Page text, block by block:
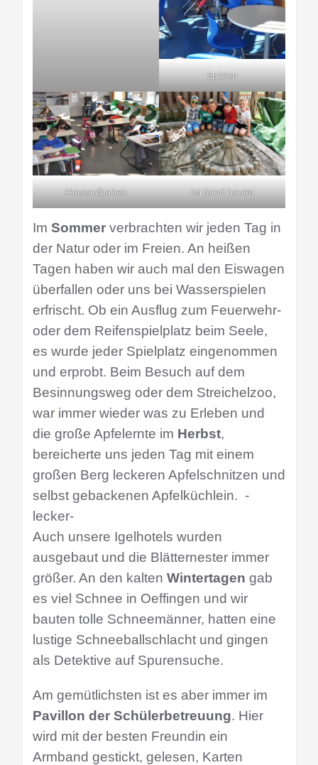
Spielen
Hausaufgaben im Sand bauen
Im Sommer verbrachten wir jeden Tag in
der Natur oder im Freien. An heißen
Tagen haben wir auch mal den Eiswagen
überfallen oder uns bei Wasserspielen
erfrischt. Ob ein Ausflug zum Feuerwehr-
oder dem Reifenspielplatz beim Seele,
es wurde jeder Spielplatz eingenommen
und erprobt. Beim Besuch auf dem
Besinnungsweg oder dem Streichelzoo,
war immer wieder was zu Erleben und
die große Apfelernte im Herbst,
bereicherte uns jeden Tag mit einem
großen Berg leckeren Apfelschnitzen und
selbst gebackenen Apfelküchlein. -
lecker-
Auch unsere Igelhotels wurden
ausgebaut und die Blätternester immer
größer. An den kalten Wintertagen gab
es viel Schnee in Oeffingen und wir
bauten tolle Schneemänner, hatten eine
lustige Schneeballschlacht und gingen
als Detektive auf Spurensuche.
Am gemütlichsten ist es aber immer im
Pavillon der Schülerbetreuung. Hier
wird mit der besten Freundin ein
Armband gestickt, gelesen, Karten